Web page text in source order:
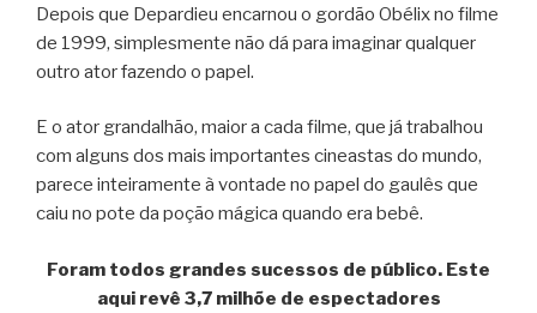
Depois que Depardieu encarnou o gordão Obélix no filme
de 1999, simplesmente não dá para imaginar qualquer
outro ator fazendo o papel.
E o ator grandalhão, maior a cada filme, que já trabalhou
com alguns dos mais importantes cineastas do mundo,
parece inteiramente à vontade no papel do gaulês que
caiu no pote da poção mágica quando era bebê.
Foram todos grandes sucessos de público. Este
aqui revê 3,7 milhõe de espectadores